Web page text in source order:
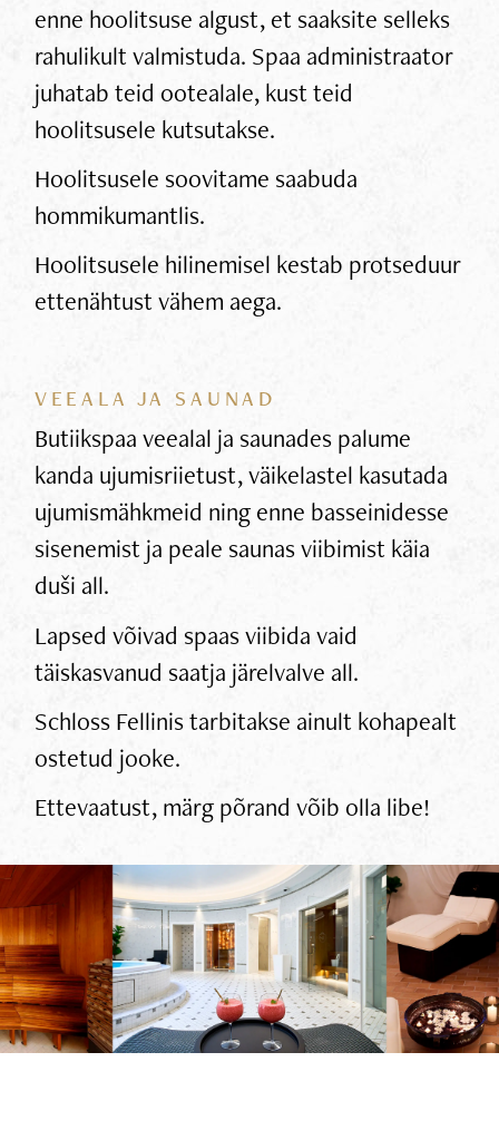
enne hoolitsuse algust, et saaksite selleks
rahulikult valmistuda. Spaa administraator
juhatab teid ootealale, kust teid
hoolitsusele kutsutakse.
Hoolitsusele soovitame saabuda
hommikumantlis.
Hoolitsusele hilinemisel kestab protseduur
ettenähtust vähem aega.
VEEALA JA SAUNAD
Butiikspaa veealal ja saunades palume
kanda ujumisriietust, väikelastel kasutada
ujumismähkmeid ning enne basseinidesse
sisenemist ja peale saunas viibimist käia
duši all.
Lapsed võivad spaas viibida vaid
täiskasvanud saatja järelvalve all.
Schloss Fellinis tarbitakse ainult kohapealt
ostetud jooke.
Ettevaatust, märg põrand võib olla libe!